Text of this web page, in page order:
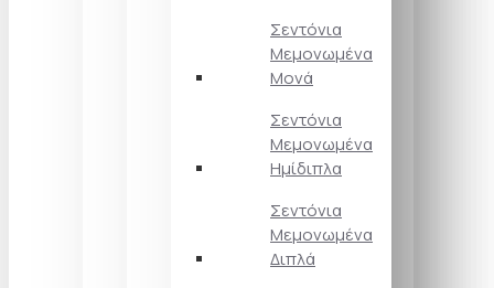
Σεντόνια
Μεμονωμένα
Μονά
Σεντόνια
Μεμονωμένα
Ημίδιπλα
Σεντόνια
Μεμονωμένα
Διπλά